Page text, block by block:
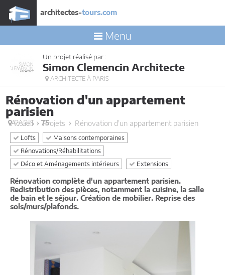
architectes-tours.com
Menu
Un projet réalisé par :
Simon Clemencin Architecte
ARCHITECTE À PARIS
Rénovation d'un appartement
parisien
PARIS - 75
Accueil Projets Rénovation d'un appartement parisien
Lofts
Maisons contemporaines
Rénovations/Réhabilitations
Déco et Aménagements intérieurs
Extensions
Rénovation complète d'un appartement parisien.
Redistribution des pièces, notamment la cuisine, la salle
de bain et le séjour. Création de mobilier. Reprise des
sols/murs/plafonds.